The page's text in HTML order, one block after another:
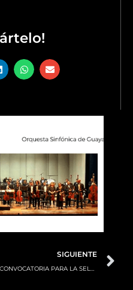
SIGUIENTE
CONVOCATORIA PARA LA SELECCIÓN DEL DIRECTOR ARTÍSTICO TITULAR